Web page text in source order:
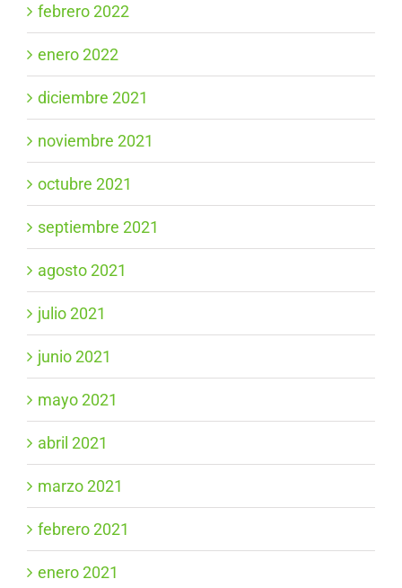
febrero 2022
enero 2022
diciembre 2021
noviembre 2021
octubre 2021
septiembre 2021
agosto 2021
julio 2021
junio 2021
mayo 2021
abril 2021
marzo 2021
febrero 2021
enero 2021